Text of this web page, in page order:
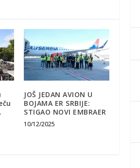
JOŠ JEDAN AVION U
BOJAMA ER SRBIJE:
STIGAO NOVI EMBRAER
10/12/2025